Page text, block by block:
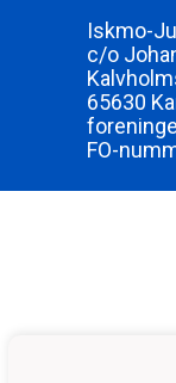
Iskmo-
c/o
65630
FO-